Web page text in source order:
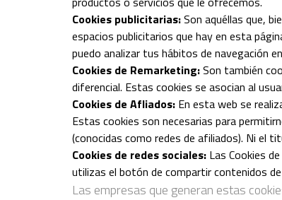
Cookies publicitarias:Son aquéllas que,
espacios publicitarios que hay en esta
puedo analizar tus hábitos de navegación
Cookies de Remarketing:Son también
diferencial. Estas cookies se asocian al
Cookies de Afliados: En esta web se
Estas cookies son necesarias para
(conocidas como redes de afiliados). Ni el
Cookies de redes sociales: Las Cookies
utilizas el botón de compartir contenidos de
Las empresas que generan estas